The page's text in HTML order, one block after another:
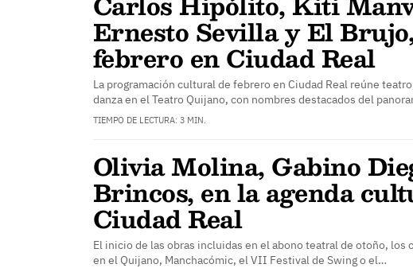
Ernesto Sevilla y El
febrero en Ciudad Real
La programación cultural de febrero en Ciudad Real reúne
danza en el Teatro Quijano, con nombres destacados del
TIEMPO DE LECTURA: 3 MIN.
Olivia Molina, Gabino
Brincos, en la agenda
Ciudad Real
El inicio de las obras incluidas en el abono teatral de otoño, los
en el Quijano, Manchacómic, el VII Festival de Swing o el…